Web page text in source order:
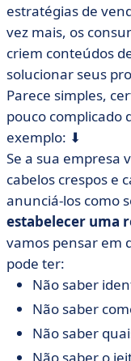
estratégias de
vez mais, os
criem conteúdos
solucionar seus
Parece simples,
pouco complicado
exemplo: ⬇
Se a sua empresa
cabelos crespos e
anunciá-los como
estabelecer uma
vamos pensar em
pode ter:
Não saber
Não saber
Não saber